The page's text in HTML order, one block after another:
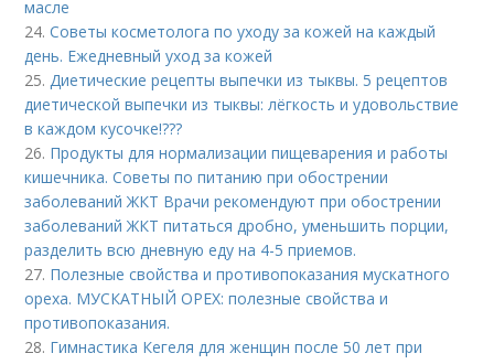
масле
24.Советы косметолога по уходу за кожей на каждый
день. Ежедневный уход за кожей
25.Диетические рецепты выпечки из тыквы. 5 рецептов
диетической выпечки из тыквы: лёгкость и удовольствие
в каждом кусочке!???
26. Продукты для нормализации пищеварения и работы
кишечника. Советы по питанию при обострении
заболеваний ЖКТ Врачи рекомендуют при обострении
заболеваний ЖКТ питаться дробно, уменьшить порции,
разделить всю дневную еду на 4-5 приемов.
27. Полезные свойства и противопоказания мускатного
ореха. МУСКАТНЫЙ ОРЕХ: полезные свойства и
противопоказания.
28. Гимнастика Кегеля для женщин после 50 лет при